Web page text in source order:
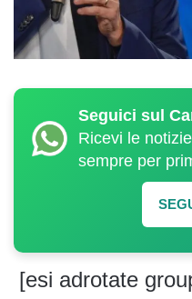
Seguici sul
Ricevi le
sempre per
[esi adrotate